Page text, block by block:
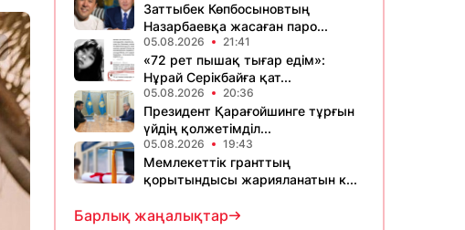
Заттыбек Көпбосыновтың
Назарбаевқа жасаған паро...
05.08.2026 21:41
«72 рет пышақ тығар едім»:
Нұрай Серікбайға қат...
05.08.2026 20:36
Президент Қарағойшинге тұрғын
үйдің қолжетімділ...
05.08.2026 19:43
Мемлекеттік гранттың
қорытындысы жарияланатын к...
Барлық жаңалықтар